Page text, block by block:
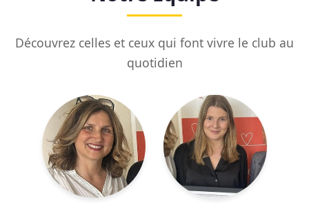
Découvrez celles et ceux qui font vivre le club au
quotidien